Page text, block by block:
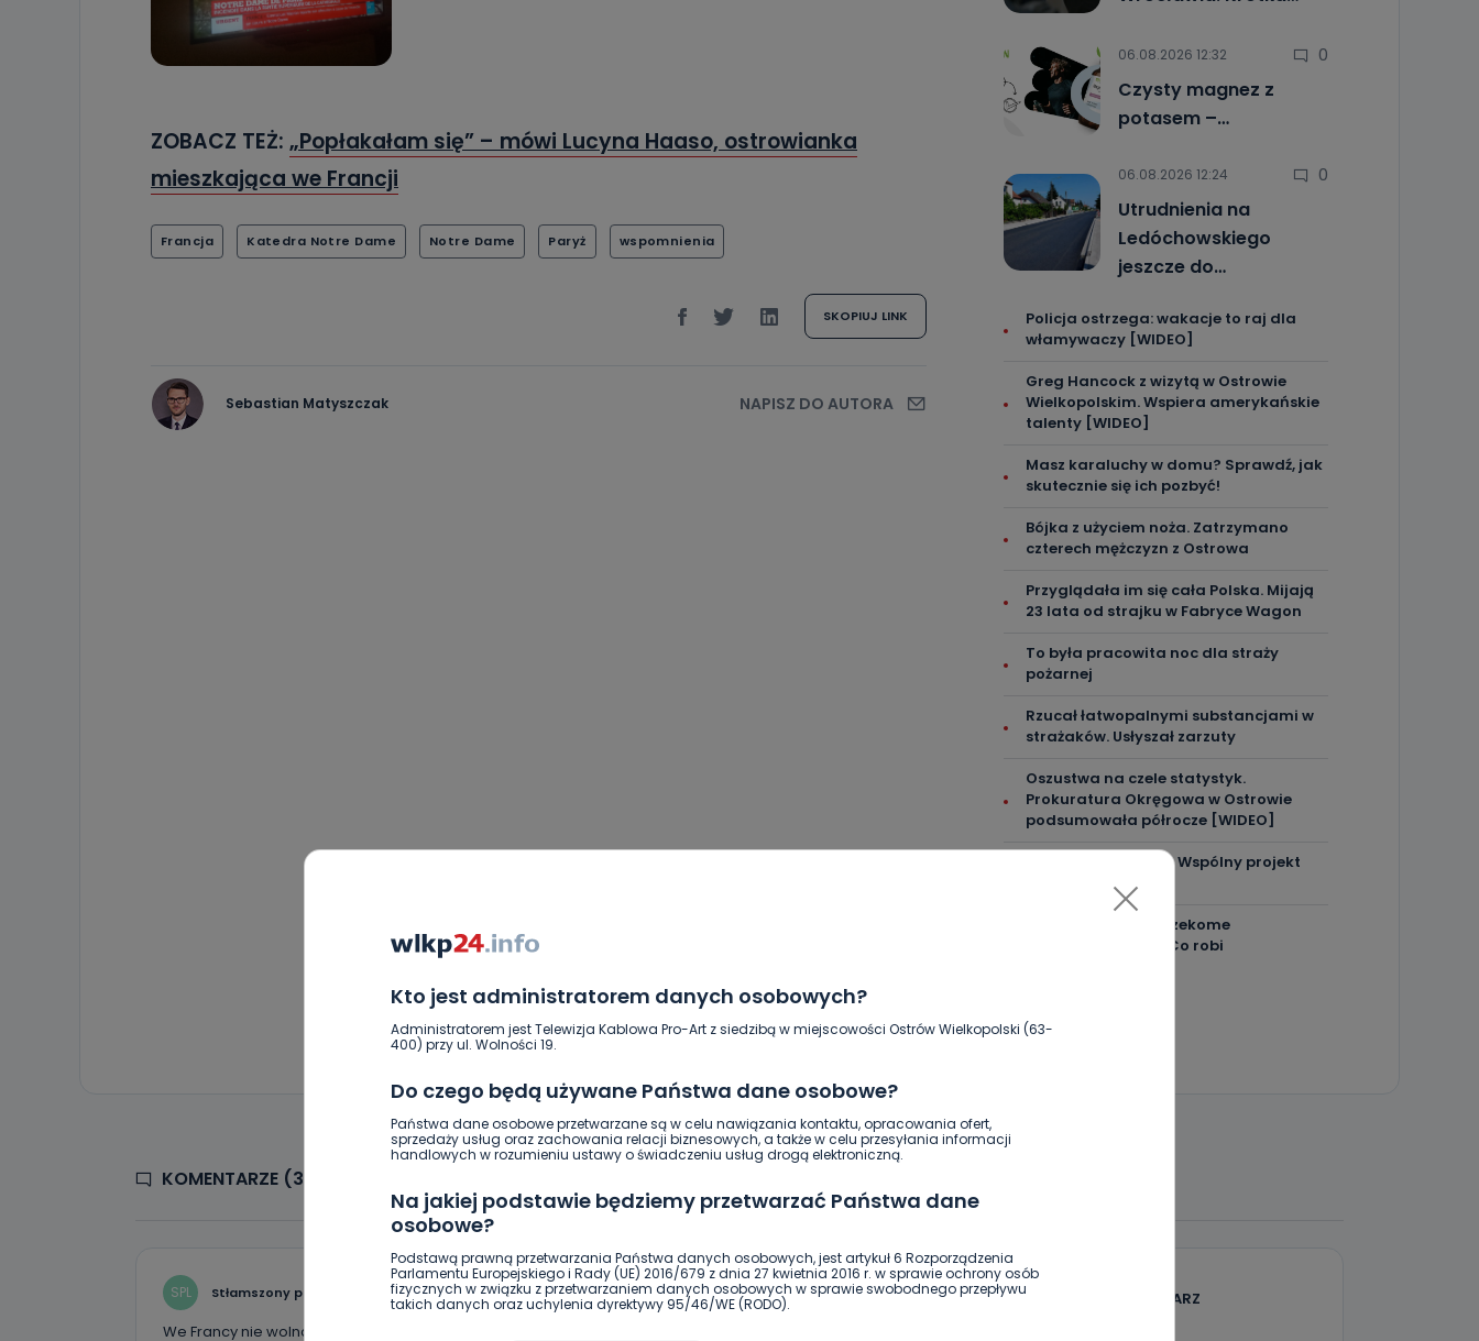
Kto jest administratorem danych osobowych?
Administratorem jest Telewizja Kablowa Pro-Art z siedzibą w miejscowości Ostrów Wielkopolski (63-
400) przy ul. Wolności 19.
Do czego będą używane Państwa dane osobowe?
Państwa dane osobowe przetwarzane są w celu nawiązania kontaktu, opracowania ofert,
sprzedaży usług oraz zachowania relacji biznesowych, a także w celu przesyłania informacji
handlowych w rozumieniu ustawy o świadczeniu usług drogą elektroniczną.
Na jakiej podstawie będziemy przetwarzać Państwa dane
osobowe?
Podstawą prawną przetwarzania Państwa danych osobowych, jest artykuł 6 Rozporządzenia
Parlamentu Europejskiego i Rady (UE) 2016/679 z dnia 27 kwietnia 2016 r. w sprawie ochrony osób
fizycznych w związku z przetwarzaniem danych osobowych w sprawie swobodnego przepływu
takich danych oraz uchylenia dyrektywy 95/46/WE (RODO).
ZOBACZ TEŻ: „Popłakałam się” – mówi Lucyna Haaso, ostrowianka
mieszkająca we Francji
Francja Katedra Notre Dame Notre Dame Paryż wspomnienia
SKOPIUJ LINK
Sebastian Matyszczak NAPISZ DO AUTORA
06.08.2026 12:32 0
Czysty magnez z
potasem –…
06.08.2026 12:24 0
Utrudnienia na
Ledóchowskiego
jeszcze do…
Policja ostrzega: wakacje to raj dla
włamywaczy [WIDEO]
Greg Hancock z wizytą w Ostrowie
Wielkopolskim. Wspiera amerykańskie
talenty [WIDEO]
Masz karaluchy w domu? Sprawdź, jak
skutecznie się ich pozbyć!
Bójka z użyciem noża. Zatrzymano
czterech mężczyzn z Ostrowa
Przyglądała im się cała Polska. Mijają
23 lata od strajku w Fabryce Wagon
To była pracowita noc dla straży
pożarnej
Rzucał łatwopalnymi substancjami w
strażaków. Usłyszał zarzuty
Oszustwa na czele statystyk.
Prokuratura Okręgowa w Ostrowie
podsumowała półrocze [WIDEO]
Będzie więcej syren. Wspólny projekt
Szpital w Kaliszu i rzekome
nieprawidłowości. Co robi
KOMENTARZE (3)
SPL Stłamszony przez lewactwo środa, 17 kwietnia, 2019
We Francy nie wolno nosić krzyżyków na szyi, ksiądz i zakonnica nie wyjdzie na ulicę w habicie, bo
DODAJ SWÓJ KOMENTARZ